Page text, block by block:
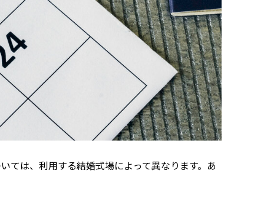
ては、利用する結婚式場によって異なります。あ